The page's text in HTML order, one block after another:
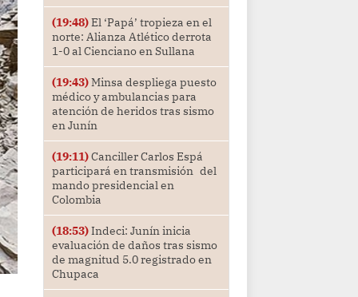
(19:48)El ‘Papá’ tropieza en el
norte: Alianza Atlético derrota
1-0 al Cienciano en Sullana
(19:43)Minsa despliega puesto
médico y ambulancias para
atención de heridos tras sismo
en Junín
(19:11)Canciller Carlos Espá
participará en transmisión del
mando presidencial en
Colombia
(18:53)Indeci: Junín inicia
evaluación de daños tras sismo
de magnitud 5.0 registrado en
Chupaca